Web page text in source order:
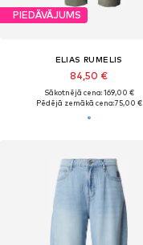
PIEDĀVĀJUMS
ELIAS RUMELIS
84,50 €
Sākotnējā cena: 169,00 €
Pēdējā zemākā cena:75,00 €